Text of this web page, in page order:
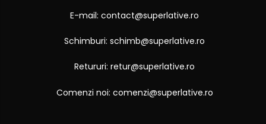
E-mail: contact@superlative.ro
Schimburi: schimb@superlative.ro
Retururi: retur@superlative.ro
Comenzi noi: comenzi@superlative.ro